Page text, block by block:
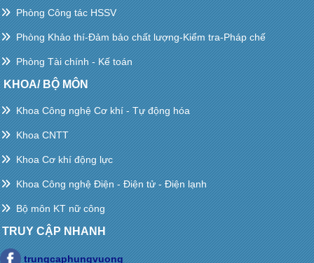
Phòng Công tác HSSV
Phòng Khảo thí-Đảm bảo chất lượng-Kiểm tra-Pháp chế
Phòng Tài chính - Kế toán
KHOA/ BỘ MÔN
Khoa Công nghệ Cơ khí - Tự động hóa
Khoa CNTT
Khoa Cơ khí động lực
Khoa Công nghệ Điện - Điện tử - Điện lạnh
Bộ môn KT nữ công
TRUY CẬP NHANH
trungcaphungvuong